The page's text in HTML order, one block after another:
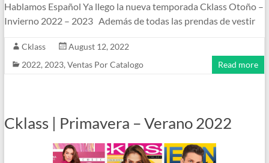
Hablamos Español Ya llego la nueva temporada Cklass Otoño –
Invierno 2022 – 2023 Además de todas las prendas de vestir
Cklass
August 12, 2022
2022, 2023, Ventas Por Catalogo Read more
Cklass | Primavera – Verano 2022